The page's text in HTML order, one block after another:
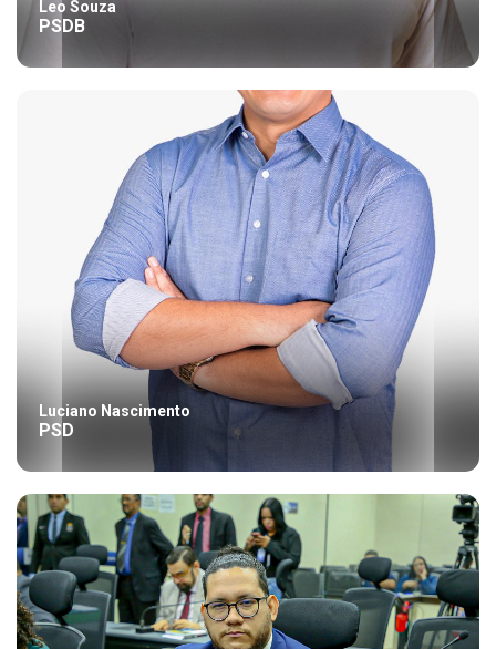
Leo Souza
PSDB
Luciano Nascimento
PSD